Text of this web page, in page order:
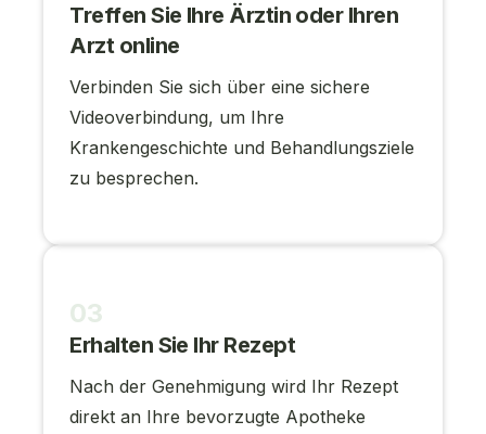
Treffen Sie Ihre Ärztin oder Ihren
Arzt online
Verbinden Sie sich über eine sichere
Videoverbindung, um Ihre
Krankengeschichte und Behandlungsziele
zu besprechen.
03
Erhalten Sie Ihr Rezept
Nach der Genehmigung wird Ihr Rezept
direkt an Ihre bevorzugte Apotheke